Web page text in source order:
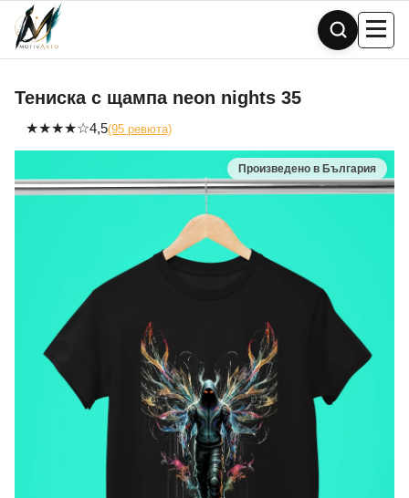
Skip
content
Тениска с щампа neon nights 35
★★★★☆4,5(95 ревюта)